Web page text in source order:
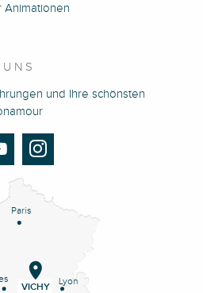
Animationen
und Ihre schönsten
Paris
Lyon
VICHY